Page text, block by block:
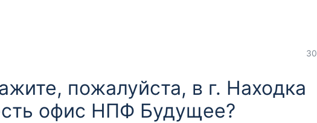
30
пожалуйста, в г. Находка
офис НПФ Будущее?